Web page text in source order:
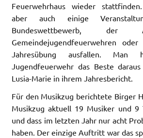
Feuerwehrhaus wieder
aber auch einige
Bundeswettbewerb,
Gemeindejugendfeuerwehren
Jahresübung ausfallen.
Jugendfeuerwehr das Beste
Lusia-Marie in ihrem Jahresbericht.
Für den Musikzug berichtete Birger
Musikzug aktuell 19 Musiker und 9
und dass im letzten Jahr nur acht
haben. Der einzige Auftritt war das